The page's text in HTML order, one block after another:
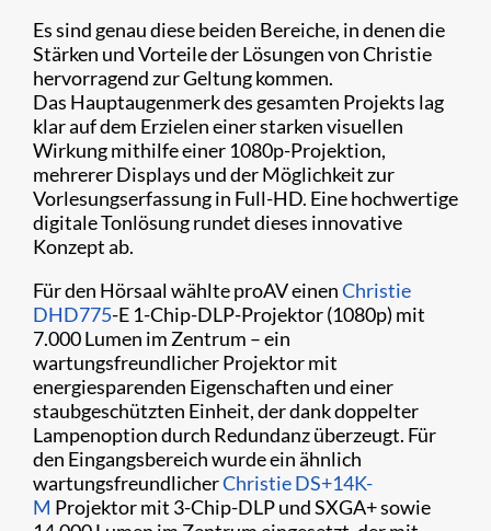
Es sind genau diese beiden Bereiche, in denen die
Stärken und Vorteile der Lösungen von Christie
hervorragend zur Geltung kommen.
Das Hauptaugenmerk des gesamten Projekts lag
klar auf dem Erzielen einer starken visuellen
Wirkung mithilfe einer 1080p-Projektion,
mehrerer Displays und der Möglichkeit zur
Vorlesungserfassung in Full-HD. Eine hochwertige
digitale Tonlösung rundet dieses innovative
Konzept ab.
Für den Hörsaal wählte proAV einenChristie
DHD775-E 1-Chip-DLP-Projektor (1080p) mit
7.000 Lumen im Zentrum – ein
wartungsfreundlicher Projektor mit
energiesparenden Eigenschaften und einer
staubgeschützten Einheit, der dank doppelter
Lampenoption durch Redundanz überzeugt. Für
den Eingangsbereich wurde ein ähnlich
wartungsfreundlicherChristie DS+14K-
M Projektor mit 3-Chip-DLP und SXGA+ sowie